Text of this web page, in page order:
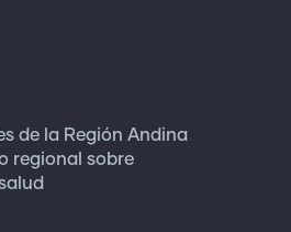
de la Región Andina
regional sobre